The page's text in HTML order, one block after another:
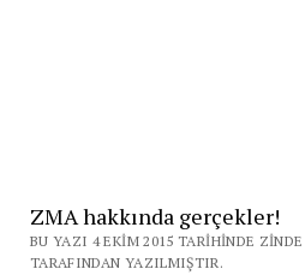
ZMA hakkında gerçekler!
BU YAZI 4 EKIM 2015 TARIHINDE
TARAFINDAN YAZILMIŞTIR.